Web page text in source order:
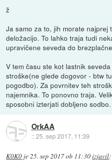
ž
Ja samo za to, jih morate
deložacijo. To lahko traja tudi
upravičene seveda do
V tem času ste kot lastnik
stroške(ne glede dogovor - btw
pogodbo). Za povrnitev teh
najemnika. To ponovno traja.
sposobni izterjati dobljeno sodbo.
OrkAA
::25. sep 2017, 11:39
K0K0 je25. sep 2017 ob 11:30izjavil: